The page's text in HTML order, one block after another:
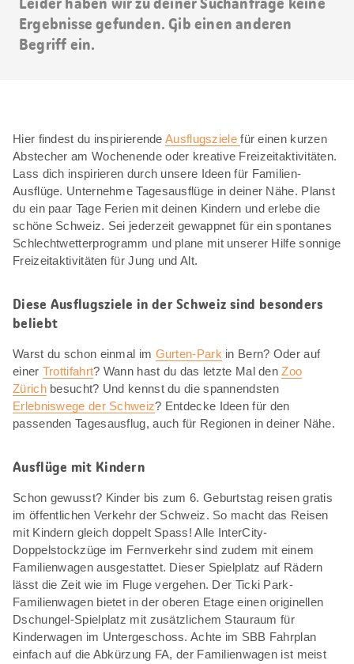
Ergebnisse gefunden. Gib einen anderen
Begriff ein.
Hier findest du inspirierendeAusflugszielefür einen kurzen
Abstecher am Wochenende oder kreative Freizeitaktivitäten.
Lass dich inspirieren durch unsere Ideen für Familien-
Ausflüge. Unternehme Tagesausflüge in deiner Nähe. Planst
du ein paar Tage Ferien mit deinen Kindern und erlebe die
schöne Schweiz. Sei jederzeit gewappnet für ein spontanes
Schlechtwetterprogramm und plane mit unserer Hilfe sonnige
Freizeitaktivitäten für Jung und Alt.
Diese Ausflugsziele in der Schweiz sind besonders
beliebt
Warst du schon einmal im Gurten-Park in Bern? Oder auf
einer Trottifahrt? Wann hast du das letzte Mal denZoo
Zürichbesucht? Und kennst du die spannendsten
Erlebniswege der Schweiz? Entdecke Ideen für den
passenden Tagesausflug, auch für Regionen in deiner Nähe.
Ausflüge mit Kindern
Schon gewusst? Kinder bis zum 6. Geburtstag reisen gratis
im öffentlichen Verkehr der Schweiz. So macht das Reisen
mit Kindern gleich doppelt Spass! Alle InterCity-
Doppelstockzüge im Fernverkehr sind zudem mit einem
Familienwagen ausgestattet. Dieser Spielplatz auf Rädern
lässt die Zeit wie im Fluge vergehen. Der Ticki Park-
Familienwagen bietet in der oberen Etage einen originellen
Dschungel-Spielplatz mit zusätzlichem Stauraum für
Kinderwagen im Untergeschoss. Achte im SBB Fahrplan
einfach auf die Abkürzung FA, der Familienwagen ist meist